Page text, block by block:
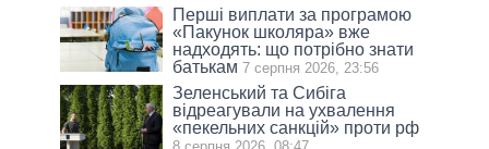
Перші виплати за програмою
«Пакунок школяра» вже
надходять: що потрібно знати
батькам 7 серпня 2026, 23:56
Зеленський та Сибіга
відреагували на ухвалення
«пекельних санкцій» проти рф